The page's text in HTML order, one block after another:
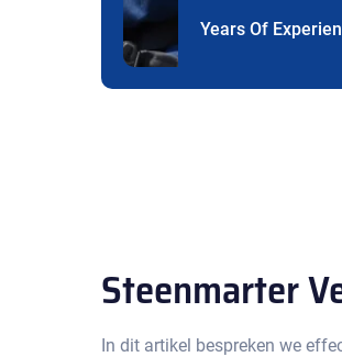
Years Of
Steenmarter
In dit artikel bespreken we